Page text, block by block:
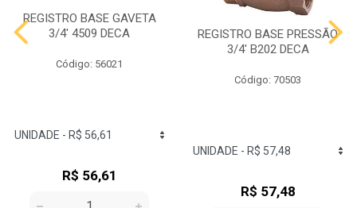
REGISTRO BASE GAVETA
3/4' 4509 DECA
Código: 56021
R$ 56,61
REGISTRO BASE PRESSÃO
3/4' B202 DECA
Código: 70503
R$ 57,48